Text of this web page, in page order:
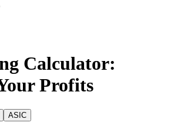
Calculator:
Profits
ASIC